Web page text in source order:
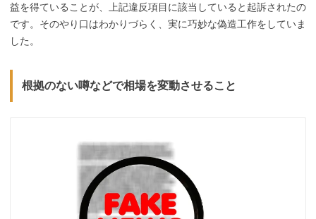
益を得ていることが、上記違反項目に該当していると起訴されたの
です。そのやり口はわかりづらく、実に巧妙な偽造工作をしていま
した。
根拠のない噂などで相場を変動させること